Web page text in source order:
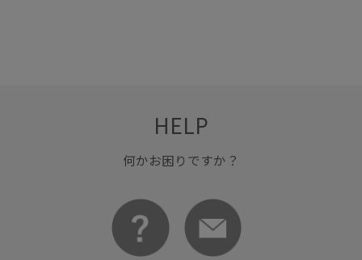
HELP
何かお困りですか？